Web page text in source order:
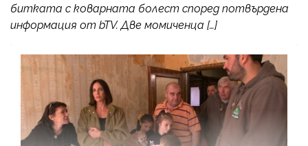
битката с коварната болест според потвърдена
информация от bTV. Две момиченца […]